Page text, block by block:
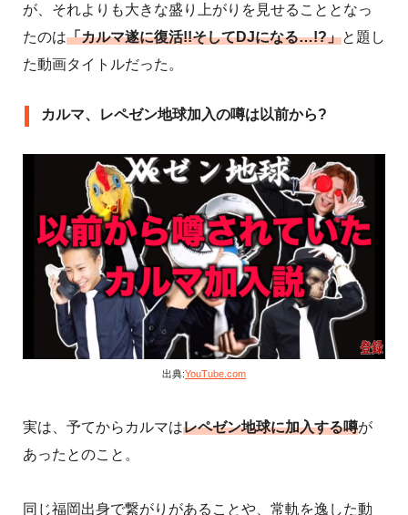
が、それよりも大きな盛り上がりを見せることとなっ
たのは「カルマ遂に復活!!そしてDJになる…!?」と題し
た動画タイトルだった。
カルマ、レペゼン地球加入の噂は以前から?
出典:YouTube.com
実は、予てからカルマはレペゼン地球に加入する噂が
あったとのこと。
同じ福岡出身で繋がりがあることや、常軌を逸した動